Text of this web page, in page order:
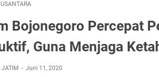
Bojonegoro Percepat
Guna Menjaga
JATIM Juni 11, 2020